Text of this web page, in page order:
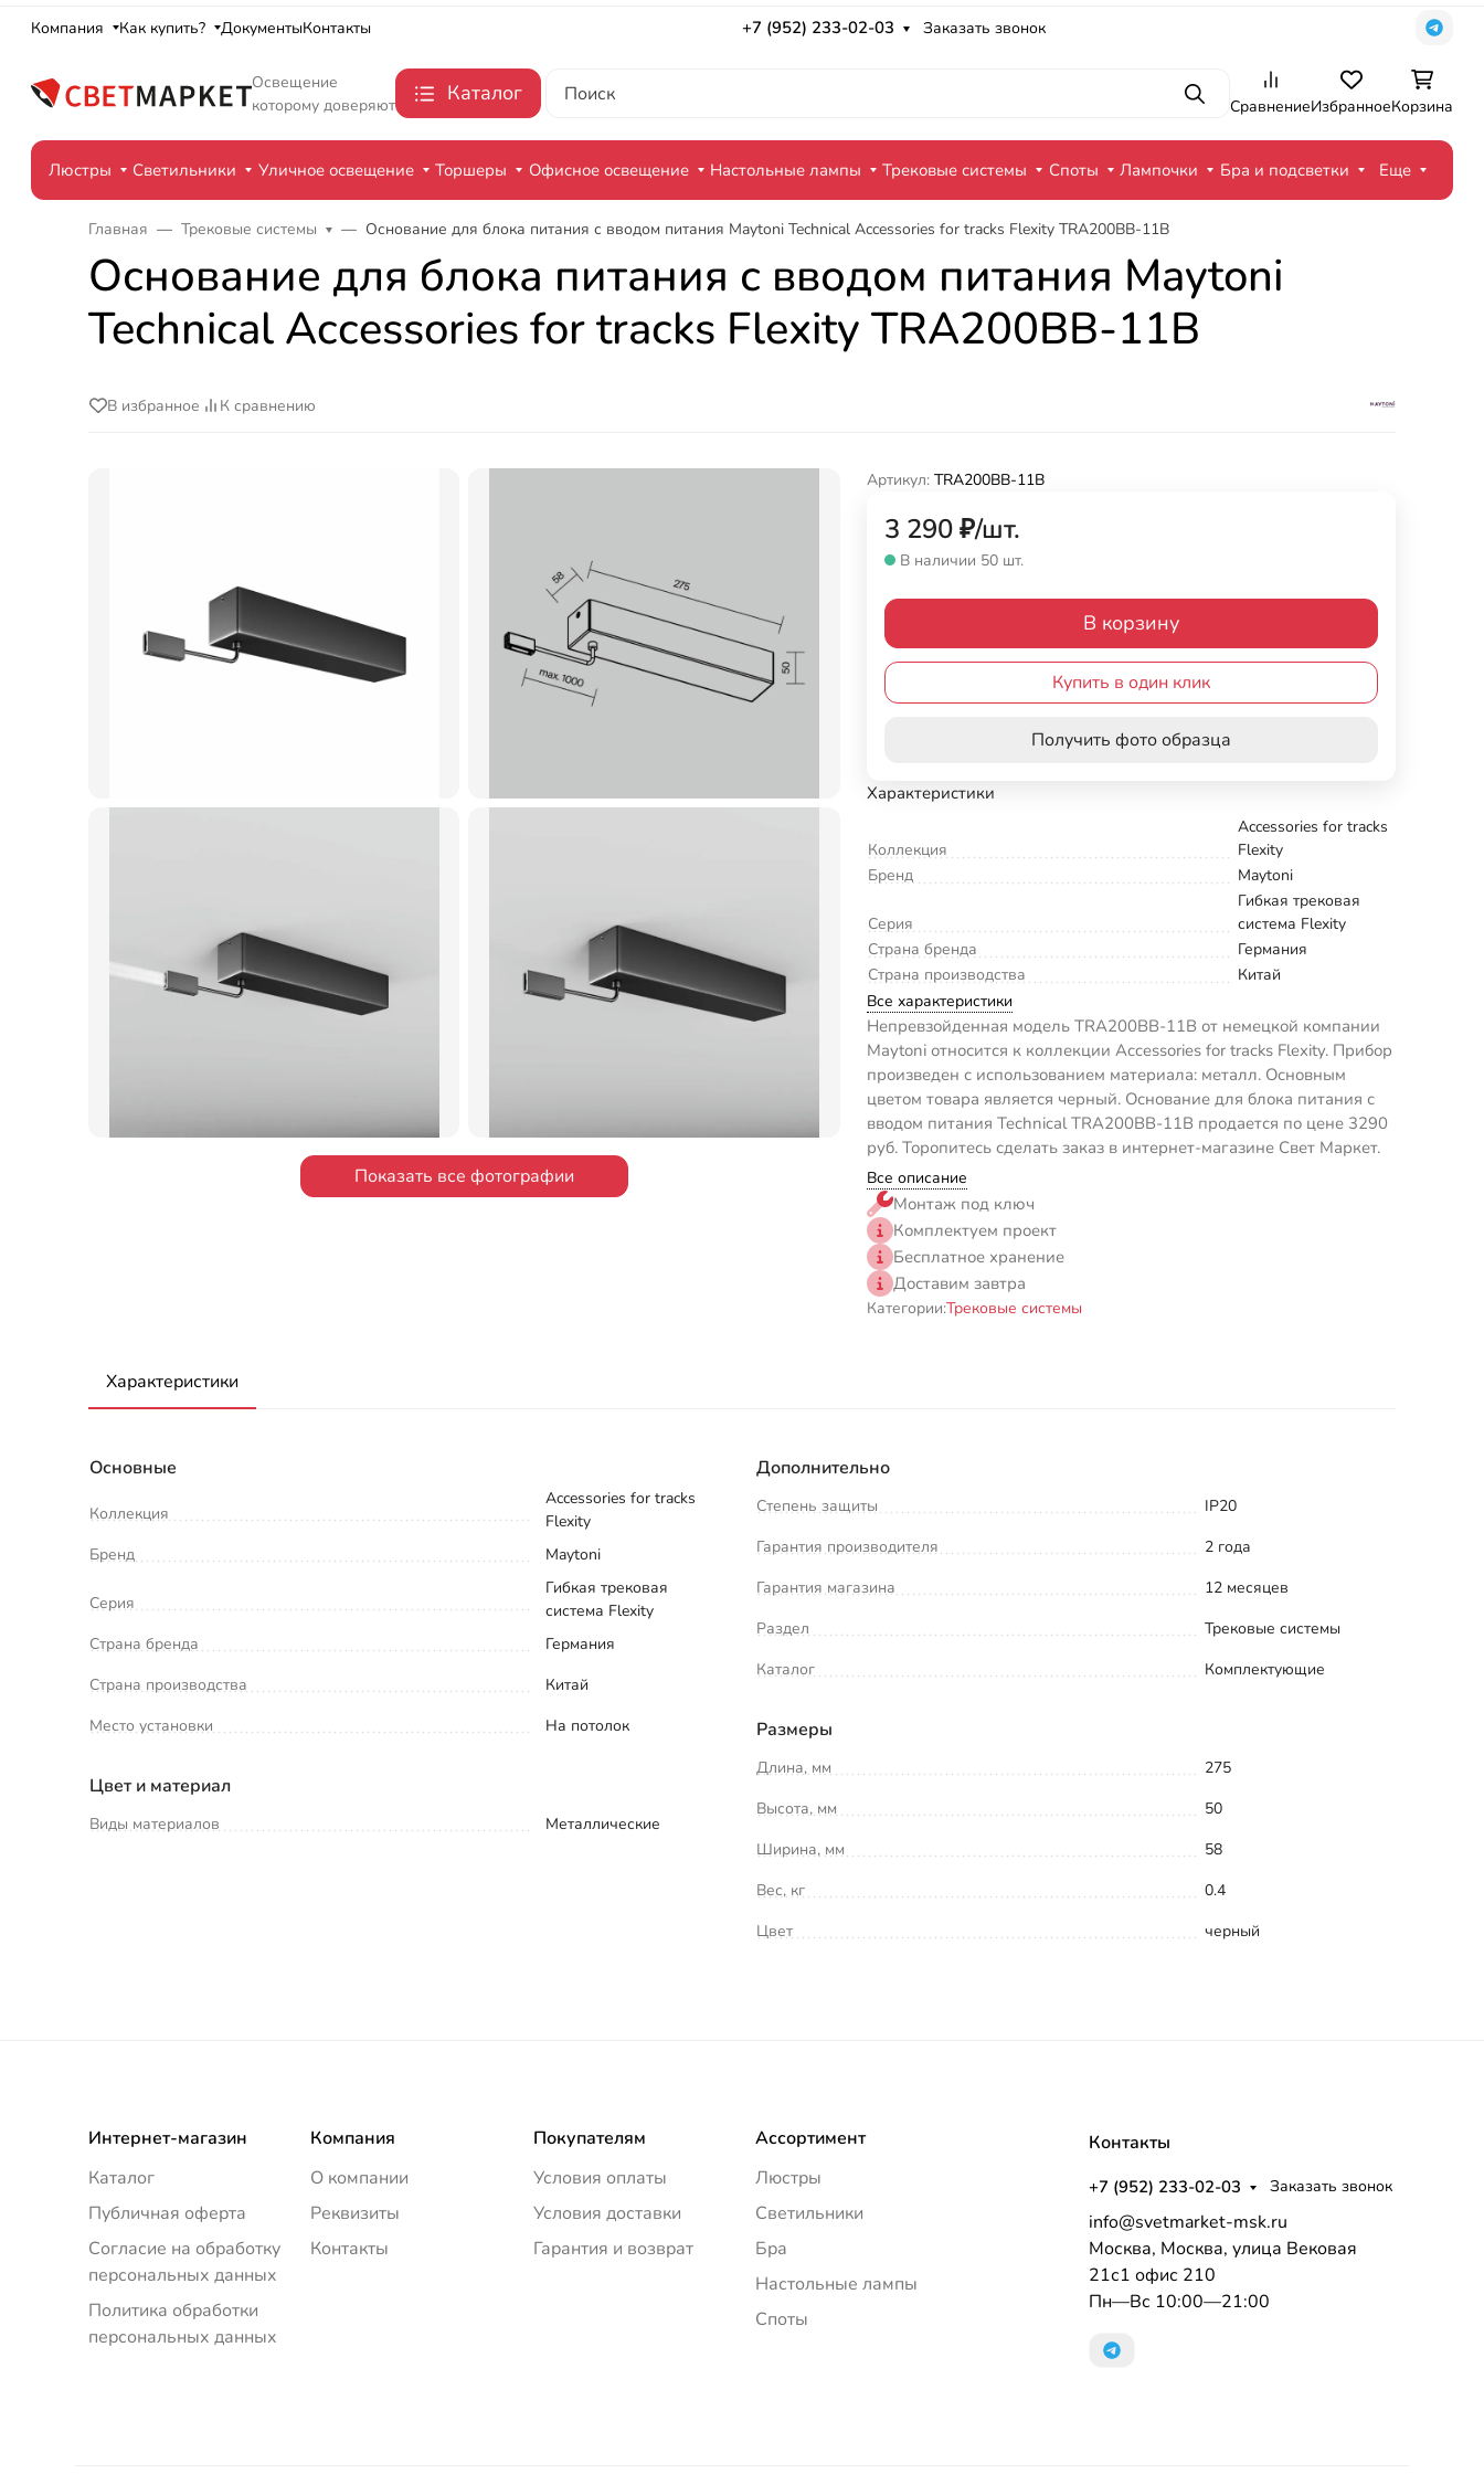
Компания Как купить? ДокументыКонтакты +7 (952) 233-02-03 Заказать звонок
Освещение
которому доверяют
Каталог ПоискСравнениеИзбранноеКорзина
Люстры Светильники Уличное освещение Торшеры Офисное освещение Настольные лампы Трековые системы Споты Лампочки Бра и подсветки Еще
Главная Трековые системы Основание для блока питания с вводом питания Maytoni Technical Accessories for tracks Flexity TRA200BB-11B
Основание для блока питания с вводом питания Maytoni
Technical Accessories for tracks Flexity TRA200BB-11B
В избранное К сравнению
Показать все фотографии
Артикул: TRA200BB-11B
3 290₽/шт.
В наличии 50 шт.
В корзину
Купить в один клик
Получить фото образца
Характеристики
Коллекция
Accessories for tracks
Flexity
Бренд
Maytoni
Серия
Гибкая трековая
система Flexity
Страна бренда
Германия
Страна производства
Китай
Все характеристики
Непревзойденная модель TRA200BB-11B от немецкой компании
Maytoni относится к коллекции Accessories for tracks Flexity. Прибор
произведен с использованием материала: металл. Основным
цветом товара является черный. Основание для блока питания с
вводом питания Technical TRA200BB-11B продается по цене 3290
руб. Торопитесь сделать заказ в интернет-магазине Свет Маркет.
Все описание
Монтаж под ключ
Комплектуем проект
Бесплатное хранение
Доставим завтра
Категории:Трековые системы
Характеристики
Основные
Коллекция
Accessories for tracks
Flexity
Бренд
Maytoni
Серия
Гибкая трековая
система Flexity
Страна бренда
Германия
Страна производства
Китай
Место установки
На потолок
Цвет и материал
Виды материалов Металлические
Дополнительно
Степень защиты
IP20
Гарантия производителя
2 года
Гарантия магазина
12 месяцев
Раздел
Трековые системы
Каталог
Комплектующие
Размеры
Длина, мм
275
Высота, мм
50
Ширина, мм
58
Вес, кг
0.4
Цвет
черный
Интернет-магазин
Каталог
Публичная оферта
Согласие на обработку
персональных данных
Политика обработки
персональных данных
Компания
О компании
Реквизиты
Контакты
Покупателям
Условия оплаты
Условия доставки
Гарантия и возврат
Ассортимент
Люстры
Светильники
Бра
Настольные лампы
Споты
Контакты
+7 (952) 233-02-03 Заказать звонок
info@svetmarket-msk.ru
Москва, Москва, улица Вековая
21с1 офис 210
Пн—Вс 10:00—21:00